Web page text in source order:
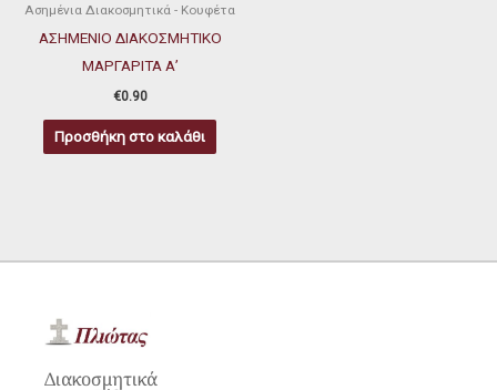
Ασημένια Διακοσμητικά - Κουφέτα
ΑΣΗΜΕΝΙΟ ΔΙΑΚΟΣΜΗΤΙΚΟ
ΜΑΡΓΑΡΙΤΑ Α’
€0.90
Προσθήκη στο καλάθι
Διακοσμητικά